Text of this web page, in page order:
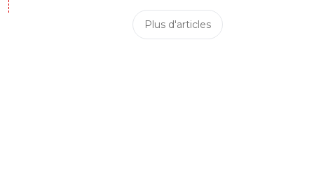
Plus d'articles